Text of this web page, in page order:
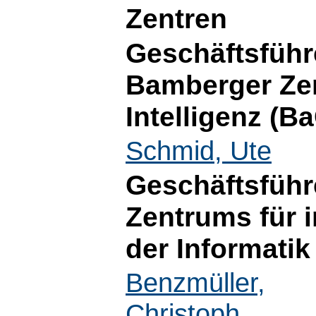
Zentren
Bamberger
Intelligenz
Schmid, Ute
Zentrums für
der Informatik
Benzmüller,